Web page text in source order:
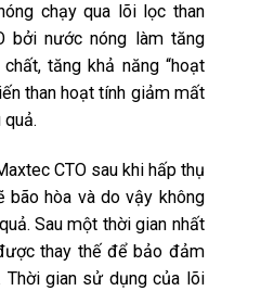
chạy qua lõi lọc than
bởi nước nóng làm tăng
tăng khả năng “hoạt
than hoạt tính giảm mất
quả.
CTO sau khi hấp thụ
bão hòa và do vậy không
Sau một thời gian nhất
thay thế để bảo đảm
Thời gian sử dụng của lõi